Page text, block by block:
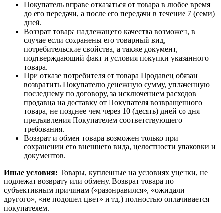
Покупатель вправе отказаться от товара в любое время
до его передачи, а после его передачи в течение 7 (семи)
дней.
Возврат товара надлежащего качества возможен, в
случае если сохранены его товарный вид,
потребительские свойства, а также документ,
подтверждающий факт и условия покупки указанного
товара.
При отказе потребителя от товара Продавец обязан
возвратить Покупателю денежную сумму, уплаченную
последнему по договору, за исключением расходов
продавца на доставку от Покупателя возвращенного
товара, не позднее чем через 10 (десять) дней со дня
предъявления Покупателем соответствующего
требования.
Возврат и обмен товара возможен только при
сохранении его внешнего вида, целостности упаковки и
документов.
Иные условия: Товары, купленные на условиях уценки, не
подлежат возврату или обмену. Возврат товара по
субъективным причинам («разонравился», «ожидали
другого», «не подошел цвет» и тд.) полностью оплачивается
покупателем.